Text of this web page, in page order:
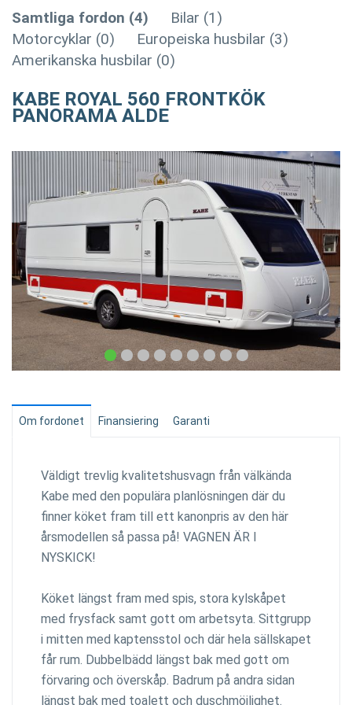
Samtliga fordon (4)
Bilar (1)
Motorcyklar (0)
Europeiska husbilar (3)
Amerikanska husbilar (0)
KABE ROYAL 560 FRONTKÖK
PANORAMA ALDE
Om fordonet Finansiering Garanti
Väldigt trevlig kvalitetshusvagn från välkända
Kabe med den populära planlösningen där du
finner köket fram till ett kanonpris av den här
årsmodellen så passa på! VAGNEN ÄR I
NYSKICK!
Köket längst fram med spis, stora kylskåpet
med frysfack samt gott om arbetsyta. Sittgrupp
i mitten med kaptensstol och där hela sällskapet
får rum. Dubbelbädd längst bak med gott om
förvaring och överskåp. Badrum på andra sidan
längst bak med toalett och duschmöjlighet.